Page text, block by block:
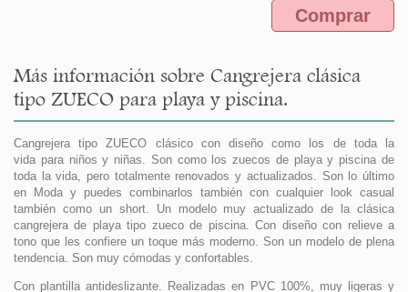
Comprar
Más información sobre Cangrejera clásica
tipo ZUECO para playa y piscina.
Cangrejera tipo ZUECO clásico con diseño como los de toda la
vida para niños y niñas. Son como los zuecos de playa y piscina de
toda la vida, pero totalmente renovados y actualizados. Son lo último
en Moda y puedes combinarlos también con cualquier look casual
también como un short. Un modelo muy actualizado de la clásica
cangrejera de playa tipo zueco de piscina. Con diseño con relieve a
tono que les confiere un toque más moderno. Son un modelo de plena
tendencia. Son muy cómodas y confortables.
Con plantilla antideslizante. Realizadas en PVC 100%, muy ligeras y